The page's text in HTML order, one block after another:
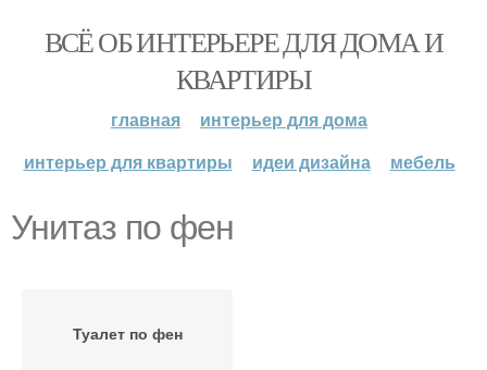
ВСЁ ОБ ИНТЕРЬЕРЕ ДЛЯ ДОМА И
КВАРТИРЫ
главная
интерьер для дома
интерьер для квартиры
идеи дизайна мебель
Унитаз по фен
Туалет по фен